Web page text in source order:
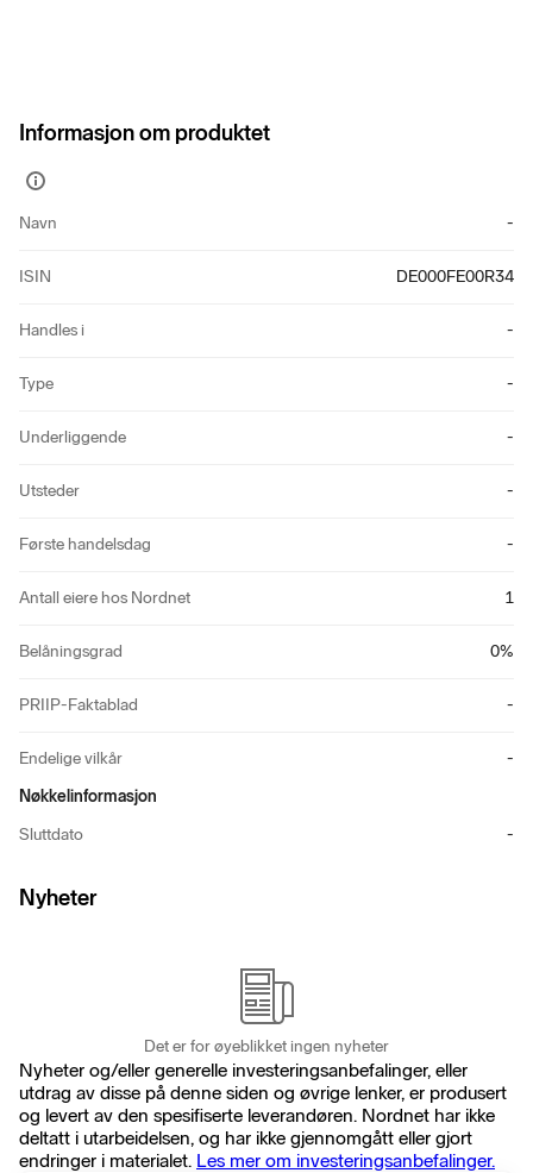
Informasjon om produktet
Vis
informasjon
Navn -
ISIN DE000FE00R34
Handles i -
Type -
Underliggende -
Utsteder -
Første handelsdag -
Antall eiere hos Nordnet 1
Belåningsgrad 0%
PRIIP-Faktablad -
Endelige vilkår
-
Nøkkelinformasjon
Sluttdato
-
Nyheter
Det er for øyeblikket ingen nyheter
Nyheter og/eller generelle investeringsanbefalinger, eller
utdrag av disse på denne siden og øvrige lenker, er produsert
og levert av den spesifiserte leverandøren. Nordnet har ikke
deltatt i utarbeidelsen, og har ikke gjennomgått eller gjort
endringer i materialet. Les mer om investeringsanbefalinger.